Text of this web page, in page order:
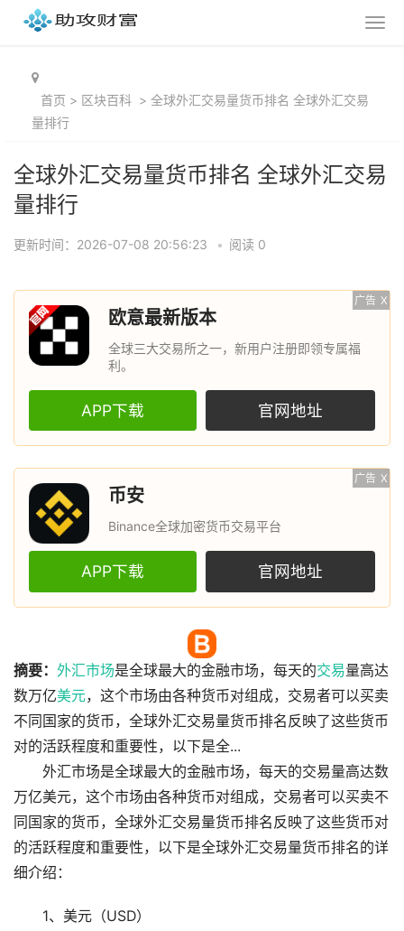
首页 > 区块百科 > 全球外汇交易量货币排名 全球外汇交易
量排行
全球外汇交易量货币排名 全球外汇交易
量排行
更新时间：2026-07-08 20:56:23 • 阅读 0
广告 X
欧意最新版本
全球三大交易所之一，新用户注册即领专属福
利。
APP下载 官网地址
广告 X
币安
Binance全球加密货币交易平台
APP下载 官网地址
摘要： 外汇市场是全球最大的金融市场，每天的交易量高达
数万亿美元，这个市场由各种货币对组成，交易者可以买卖
不同国家的货币，全球外汇交易量货币排名反映了这些货币
对的活跃程度和重要性，以下是全...
外汇市场是全球最大的金融市场，每天的交易量高达数
万亿美元，这个市场由各种货币对组成，交易者可以买卖不
同国家的货币，全球外汇交易量货币排名反映了这些货币对
的活跃程度和重要性，以下是全球外汇交易量货币排名的详
细介绍：
1、美元（USD）